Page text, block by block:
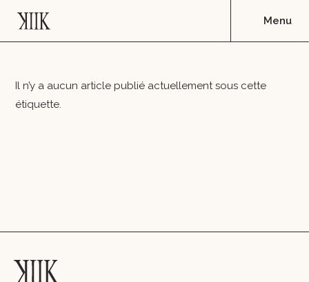
Il n’y a aucun article publié actuellement sous cette
étiquette.